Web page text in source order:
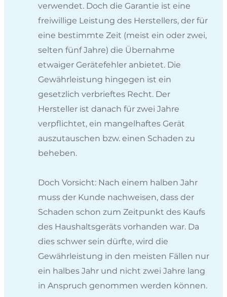
verwendet. Doch die Garantie ist eine
freiwillige Leistung des Herstellers, der für
eine bestimmte Zeit (meist ein oder zwei,
selten fünf Jahre) die Übernahme
etwaiger Gerätefehler anbietet. Die
Gewährleistung hingegen ist ein
gesetzlich verbrieftes Recht. Der
Hersteller ist danach für zwei Jahre
verpflichtet, ein mangelhaftes Gerät
auszutauschen bzw. einen Schaden zu
beheben.
Doch Vorsicht: Nach einem halben Jahr
muss der Kunde nachweisen, dass der
Schaden schon zum Zeitpunkt des Kaufs
des Haushaltsgeräts vorhanden war. Da
dies schwer sein dürfte, wird die
Gewährleistung in den meisten Fällen nur
ein halbes Jahr und nicht zwei Jahre lang
in Anspruch genommen werden können.